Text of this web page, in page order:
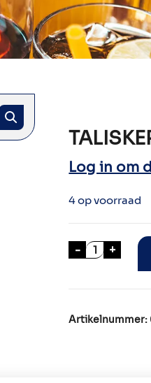
Log in om
4 op voorraad
- TALISKER
+
Artikelnummer: